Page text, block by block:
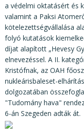
a védelmi oktatásért és
valamint a Paksi
kötelezettségvállalása
folyó kutatások
díjat alapított „Hevesy
elnevezéssel. A II.
Kristófnak, az OAH
nukleárisbaleset-
dolgozatában
"Tudomány hava"
6-án Szegeden adták át.